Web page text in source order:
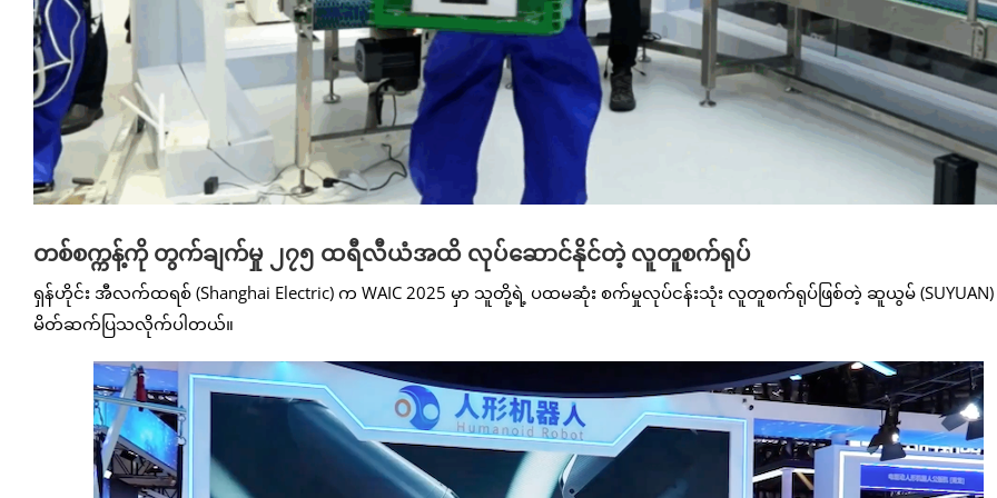
တစ်စက္ကန့်ကို တွက်ချက်မှု ၂၇၅ ထရီလီယံအထိ လုပ်ဆောင်နိုင်တဲ့ လူတူစက်ရုပ်
ရှန်ဟိုင်း အီလက်ထရစ် (Shanghai Electric) က WAIC 2025 မှာ သူတို့ရဲ့ ပထမဆုံး စက်မှုလုပ်ငန်းသုံး လူတူစက်ရုပ်ဖြစ်တဲ့ ဆူယွမ်
မိတ်ဆက်ပြသလိုက်ပါတယ်။